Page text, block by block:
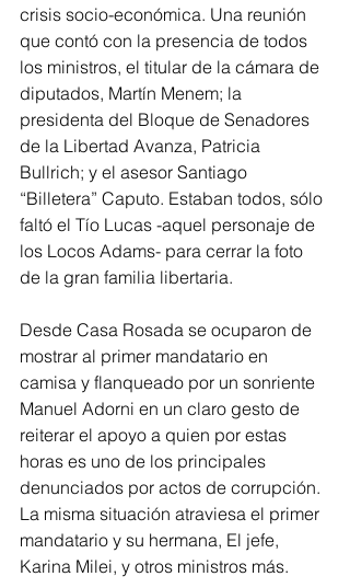
crisis socio-económica. Una reunión
que contó con la presencia de todos
los ministros, el titular de la cámara de
diputados, Martín Menem; la
presidenta del Bloque de Senadores
de la Libertad Avanza, Patricia
Bullrich; y el asesor Santiago
“Billetera” Caputo. Estaban todos, sólo
faltó el Tío Lucas -aquel personaje de
los Locos Adams- para cerrar la foto
de la gran familia libertaria.
Desde Casa Rosada se ocuparon de
mostrar al primer mandatario en
camisa y flanqueado por un sonriente
Manuel Adorni en un claro gesto de
reiterar el apoyo a quien por estas
horas es uno de los principales
denunciados por actos de corrupción.
La misma situación atraviesa el primer
mandatario y su hermana, El jefe,
Karina Milei, y otros ministros más.